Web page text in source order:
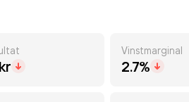
Vinstmarginal
2.7%